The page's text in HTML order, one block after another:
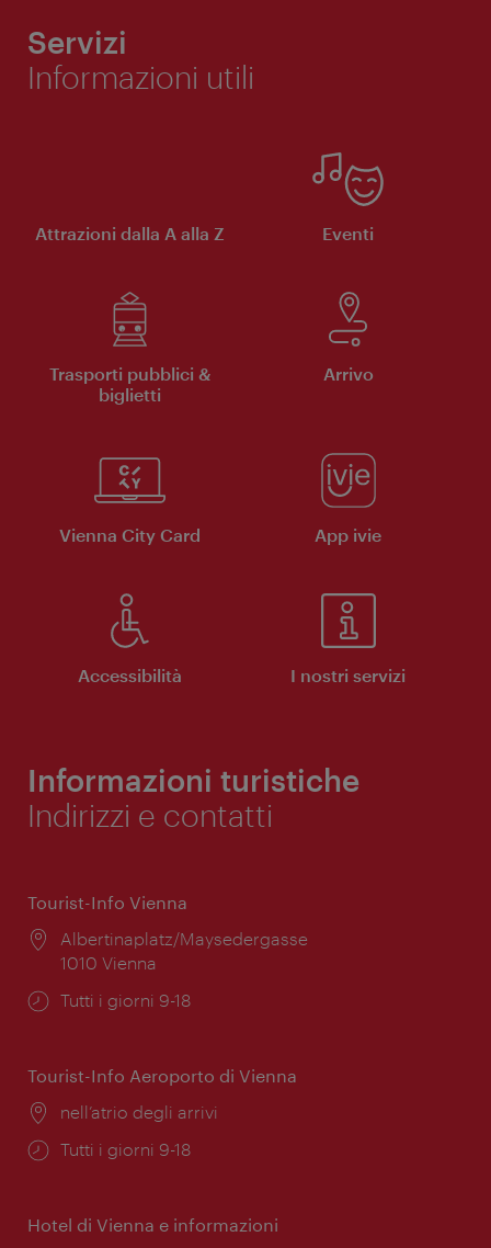
Servizi
Informazioni utili
Attrazioni dalla A alla Z Eventi
Trasporti pubblici &
biglietti
Arrivo
Vienna City Card App ivie
Accessibilità I nostri servizi
Informazioni turistiche
Indirizzi e contatti
Tourist-Info Vienna
Posizione:
Albertinaplatz/Maysedergasse
1010 Vienna
Orari
Tutti i giorni 9-18
Tourist-Info Aeroporto di Vienna
Posizione:
nell’atrio degli arrivi
Orari
Tutti i giorni 9-18
Hotel di Vienna e informazioni